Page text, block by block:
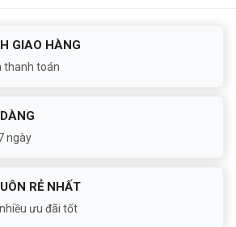
GIAO HÀNG
thanh toán
ngày
RẺ NHẤT
ưu đãi tốt